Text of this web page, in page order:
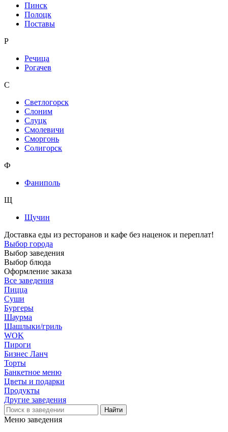
Пинск
Полоцк
Поставы
Р
Речица
Рогачев
С
Светлогорск
Слоним
Слуцк
Смолевичи
Сморгонь
Солигорск
Ф
Фаниполь
Щ
Щучин
Доставка еды из ресторанов и кафе без наценок и переплат!
Выбор города
Выбор заведения
Выбор блюда
Оформление заказа
Все заведения
Пицца
Суши
Бургеры
Шаурма
Шашлыки/гриль
WOK
Пироги
Бизнес Ланч
Торты
Банкетное меню
Цветы и подарки
Продукты
Другие заведения
Меню заведения